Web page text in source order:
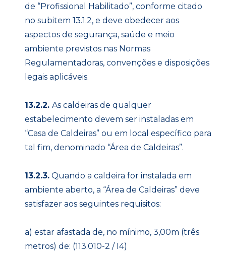
de “Profissional Habilitado”, conforme citado
no subitem 13.1.2, e deve obedecer aos
aspectos de segurança, saúde e meio
ambiente previstos nas Normas
Regulamentadoras, convenções e disposições
legais aplicáveis.
13.2.2. As caldeiras de qualquer
estabelecimento devem ser instaladas em
“Casa de Caldeiras” ou em local específico para
tal fim, denominado “Área de Caldeiras”.
13.2.3.Quando a caldeira for instalada em
ambiente aberto, a “Área de Caldeiras” deve
satisfazer aos seguintes requisitos:
a) estar afastada de, no mínimo, 3,00m (três
metros) de: (113.010-2 / I4)